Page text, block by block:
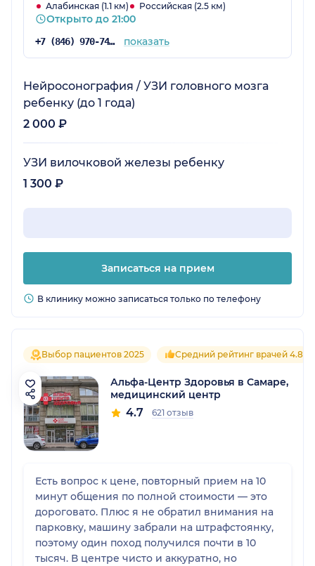
Алабинская (1.1 км) Российская (2.5 км)
Открыто до 21:00
+7 (846) 970-74-19 показать
Нейросонография / УЗИ головного мозга
ребенку (до 1 года)
2 000 ₽
УЗИ вилочковой железы ребенку
1 300 ₽
Записаться на прием
В клинику можно записаться только по телефону
Выбор пациентов 2025 Средний рейтинг врачей 4.8
Альфа-Центр Здоровья в Самаре,
медицинский центр
4.7 621 отзыв
Есть вопрос к цене, повторный прием на 10
минут общения по полной стоимости — это
дороговато. Плюс я не обратил внимания на
парковку, машину забрали на штрафстоянку,
поэтому один поход получился почти в 10
тысяч. В центре чисто и аккуратно, но